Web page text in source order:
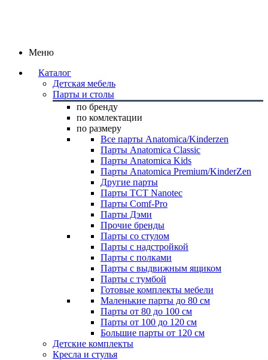
Меню
Каталог
Детская мебель
Парты и столы
по бренду
по комлектации
по размеру
Все парты Anatomica/Kinderzen
Парты Anatomica Classic
Парты Anatomica Kids
Парты Anatomica Premium/KinderZen
Другие парты
Парты TCT Nanotec
Парты Comf-Pro
Парты Дэми
Прочие бренды
Парты со стулом
Парты с надстройкой
Парты с полками
Парты с выдвижным ящиком
Парты с тумбой
Готовые комплекты мебели
Маленькие парты до 80 см
Парты от 80 до 100 см
Парты от 100 до 120 см
Большие парты от 120 см
Детские комплекты
Кресла и стулья